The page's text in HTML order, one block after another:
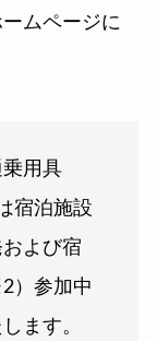
ムページに
用具
宿泊施設
よび宿
）参加中
ます。